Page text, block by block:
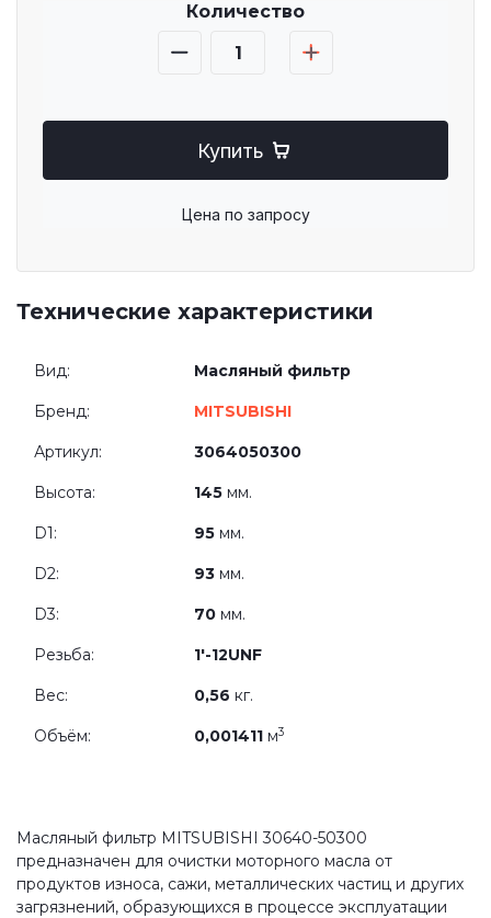
Количество
Купить
Цена по запросу
Технические характеристики
Вид: Масляный фильтр
Бренд: MITSUBISHI
Артикул: 3064050300
Высота: 145 мм.
D1: 95 мм.
D2: 93 мм.
D3: 70 мм.
Резьба: 1'-12UNF
Вес: 0,56 кг.
Объём: 0,001411 м3
Масляный фильтр MITSUBISHI 30640-50300
предназначен для очистки моторного масла от
продуктов износа, сажи, металлических частиц и других
загрязнений, образующихся в процессе эксплуатации